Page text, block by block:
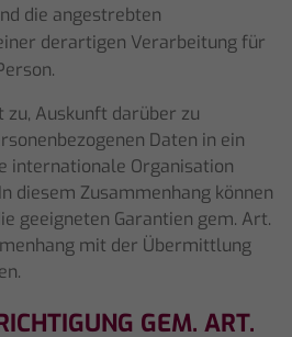
die angestrebten
derartigen Verarbeitung für
zu, Auskunft darüber zu
Daten in ein
internationale Organisation
diesem Zusammenhang können
geeigneten Garantien gem. Art.
mit der Übermittlung
GEM. ART.